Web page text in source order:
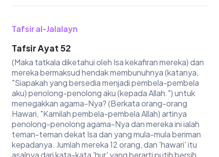
Tafsir al-Jalalayn
Tafsir Ayat 52
(Maka tatkala diketahui oleh Isa kekafiran mereka) dan
mereka bermaksud hendak membunuhnya (katanya,
"Siapakah yang bersedia menjadi pembela-pembela
aku) penolong-penolong aku (kepada Allah.") untuk
menegakkan agama-Nya? (Berkata orang-orang
Hawari, "Kamilah pembela-pembela Allah) artinya
penolong-penolong agama-Nya dan mereka ini ialah
teman-teman dekat Isa dan yang mula-mula beriman
kepadanya. Jumlah mereka 12 orang, dan 'hawari' itu
asalnya dari kata-kata 'hur' yang berarti putih bersih.